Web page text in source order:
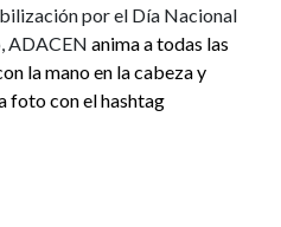
por el Día Nacional
ADACEN anima a todas las
la mano en la cabeza y
foto con el hashtag